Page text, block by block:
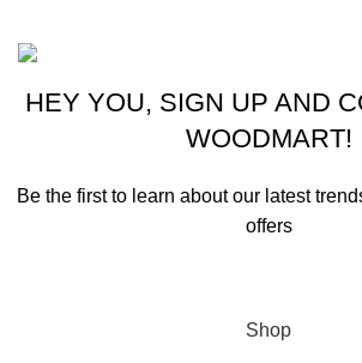
HEY YOU, SIGN UP AND
WOODMART!
Be the first to learn about our latest
offers
Shop